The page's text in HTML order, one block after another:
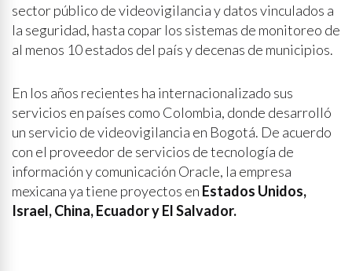
sector público de videovigilancia y datos vinculados a
la seguridad, hasta copar los sistemas de monitoreo de
al menos 10 estados del país y decenas de municipios.
En los años recientes ha internacionalizado sus
servicios en países como Colombia, donde desarrolló
un servicio de videovigilancia en Bogotá. De acuerdo
con el proveedor de servicios de tecnología de
información y comunicación Oracle, la empresa
mexicana ya tiene proyectos en Estados Unidos,
Israel, China, Ecuador y El Salvador.